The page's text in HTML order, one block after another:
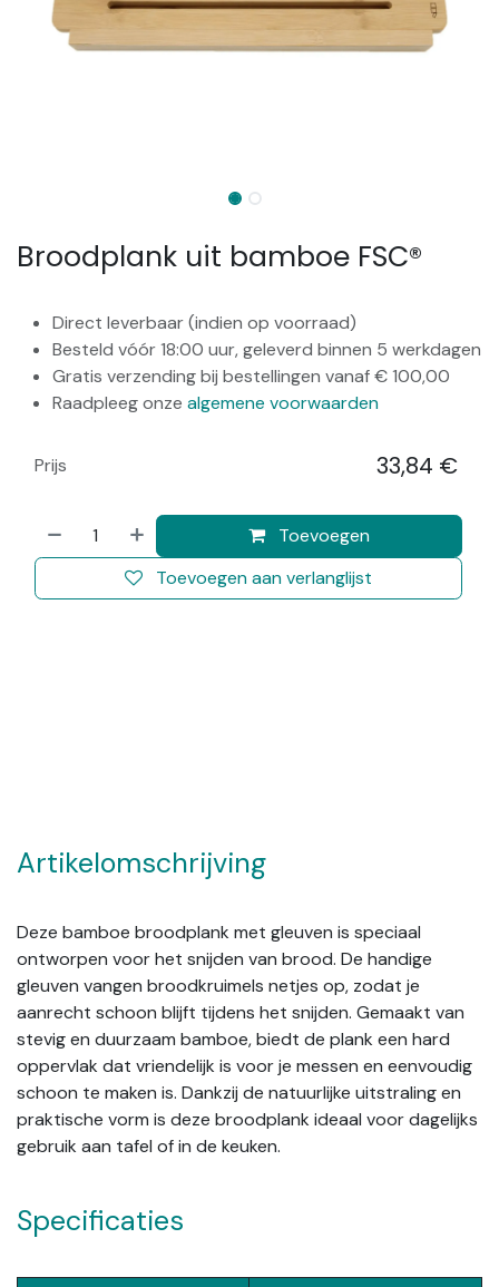
Broodplank uit bamboe FSC®
Direct leverbaar (indien op voorraad)
Besteld vóór 18:00 uur, geleverd binnen 5 werkdagen
Gratis verzending bij bestellingen vanaf € 100,00
Raadpleeg onze algemene voorwaarden
Toevoegen
Toevoegen aan verlanglijst
Prijs 33,84 €
Artikelomschrijving
Deze bamboe broodplank met gleuven is speciaal
ontworpen voor het snijden van brood. De handige
gleuven vangen broodkruimels netjes op, zodat je
aanrecht schoon blijft tijdens het snijden. Gemaakt van
stevig en duurzaam bamboe, biedt de plank een hard
oppervlak dat vriendelijk is voor je messen en eenvoudig
schoon te maken is. Dankzij de natuurlijke uitstraling en
praktische vorm is deze broodplank ideaal voor dagelijks
gebruik aan tafel of in de keuken.
Specificaties